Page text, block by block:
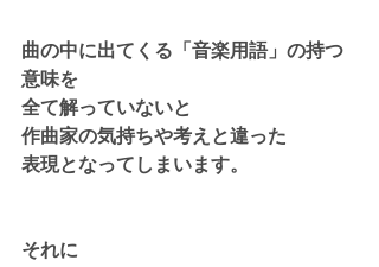
曲の中に出てくる「音楽用語」の持つ
意味を
全て解っていないと
作曲家の気持ちや考えと違った
表現となってしまいます。
それに